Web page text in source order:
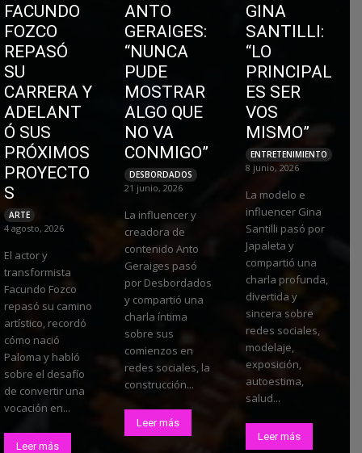
FACUNDO
FOZCO
REPASÓ
SU
CARRERA Y
ADELANT
Ó SUS
PRÓXIMOS
PROYECTO
S
ARTE
4 agosto, 2026
El actor y
transformista
Facundo Fozco
repasó su camino
artístico, recordó
cómo nació
Paloma y habló
sobre el desafío
de convertir una
vocación en...
Leer más
ANTO
GERAIGES:
“NUNCA
PUDE
MOSTRAR
ALGO QUE
NO VA
CONMIGO”
DESBORDADOS
21 junio, 2026
La influencer y
creadora de
contenido Anto
Geraiges pasó
por Desbordados
y compartió una
charla íntima
sobre sus
comienzos en
redes sociales, la
construcción...
Leer más
GINA
SANTILLI:
“LO
PRINCIPAL
ES SER
VOS
MISMO”
ENTRETENIMIENTO
8 junio, 2026
La modelo e
influencer Gina
Santilli pasó por
Japaleta y
compartió una
charla profunda,
divertida y
sincera sobre
redes sociales,
modelaje,
exposición,
autoestima,
salud...
Leer más